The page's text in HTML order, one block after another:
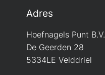
Adres
Hoefnagels Punt B.V.
De Geerden 28
5334LE Velddriel